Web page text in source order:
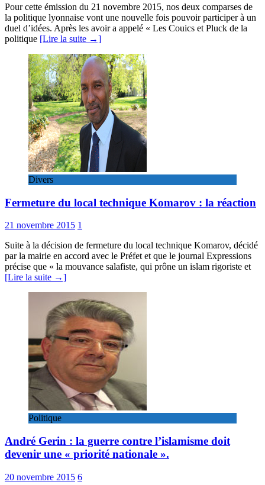
Pour cette émission du 21 novembre 2015, nos deux comparses de
la politique lyonnaise vont une nouvelle fois pouvoir participer à un
duel d’idées. Après les avoir a appelé « Les Couics et Pluck de la
politique [Lire la suite →]
Divers
Fermeture du local technique Komarov : la réaction
21 novembre 2015 1
Suite à la décision de fermeture du local technique Komarov, décidé
par la mairie en accord avec le Préfet et que le journal Expressions
précise que « la mouvance salafiste, qui prône un islam rigoriste et
[Lire la suite →]
Politique
André Gerin : la guerre contre l’islamisme doit
devenir une « priorité nationale ».
20 novembre 2015 6